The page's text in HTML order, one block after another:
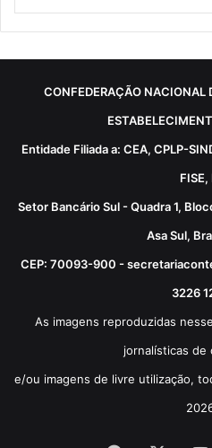
CONFEDERAÇÃO NACIONAL
Entidade Filiada a: CEA, CPLP-
FISE,
Setor Bancário Sul - Quadra 1,
Asa Sul,
CEP: 70093-900 -
3226
As imagens reproduzidas
jornalísticas de
e/ou imagens de livre utilização,